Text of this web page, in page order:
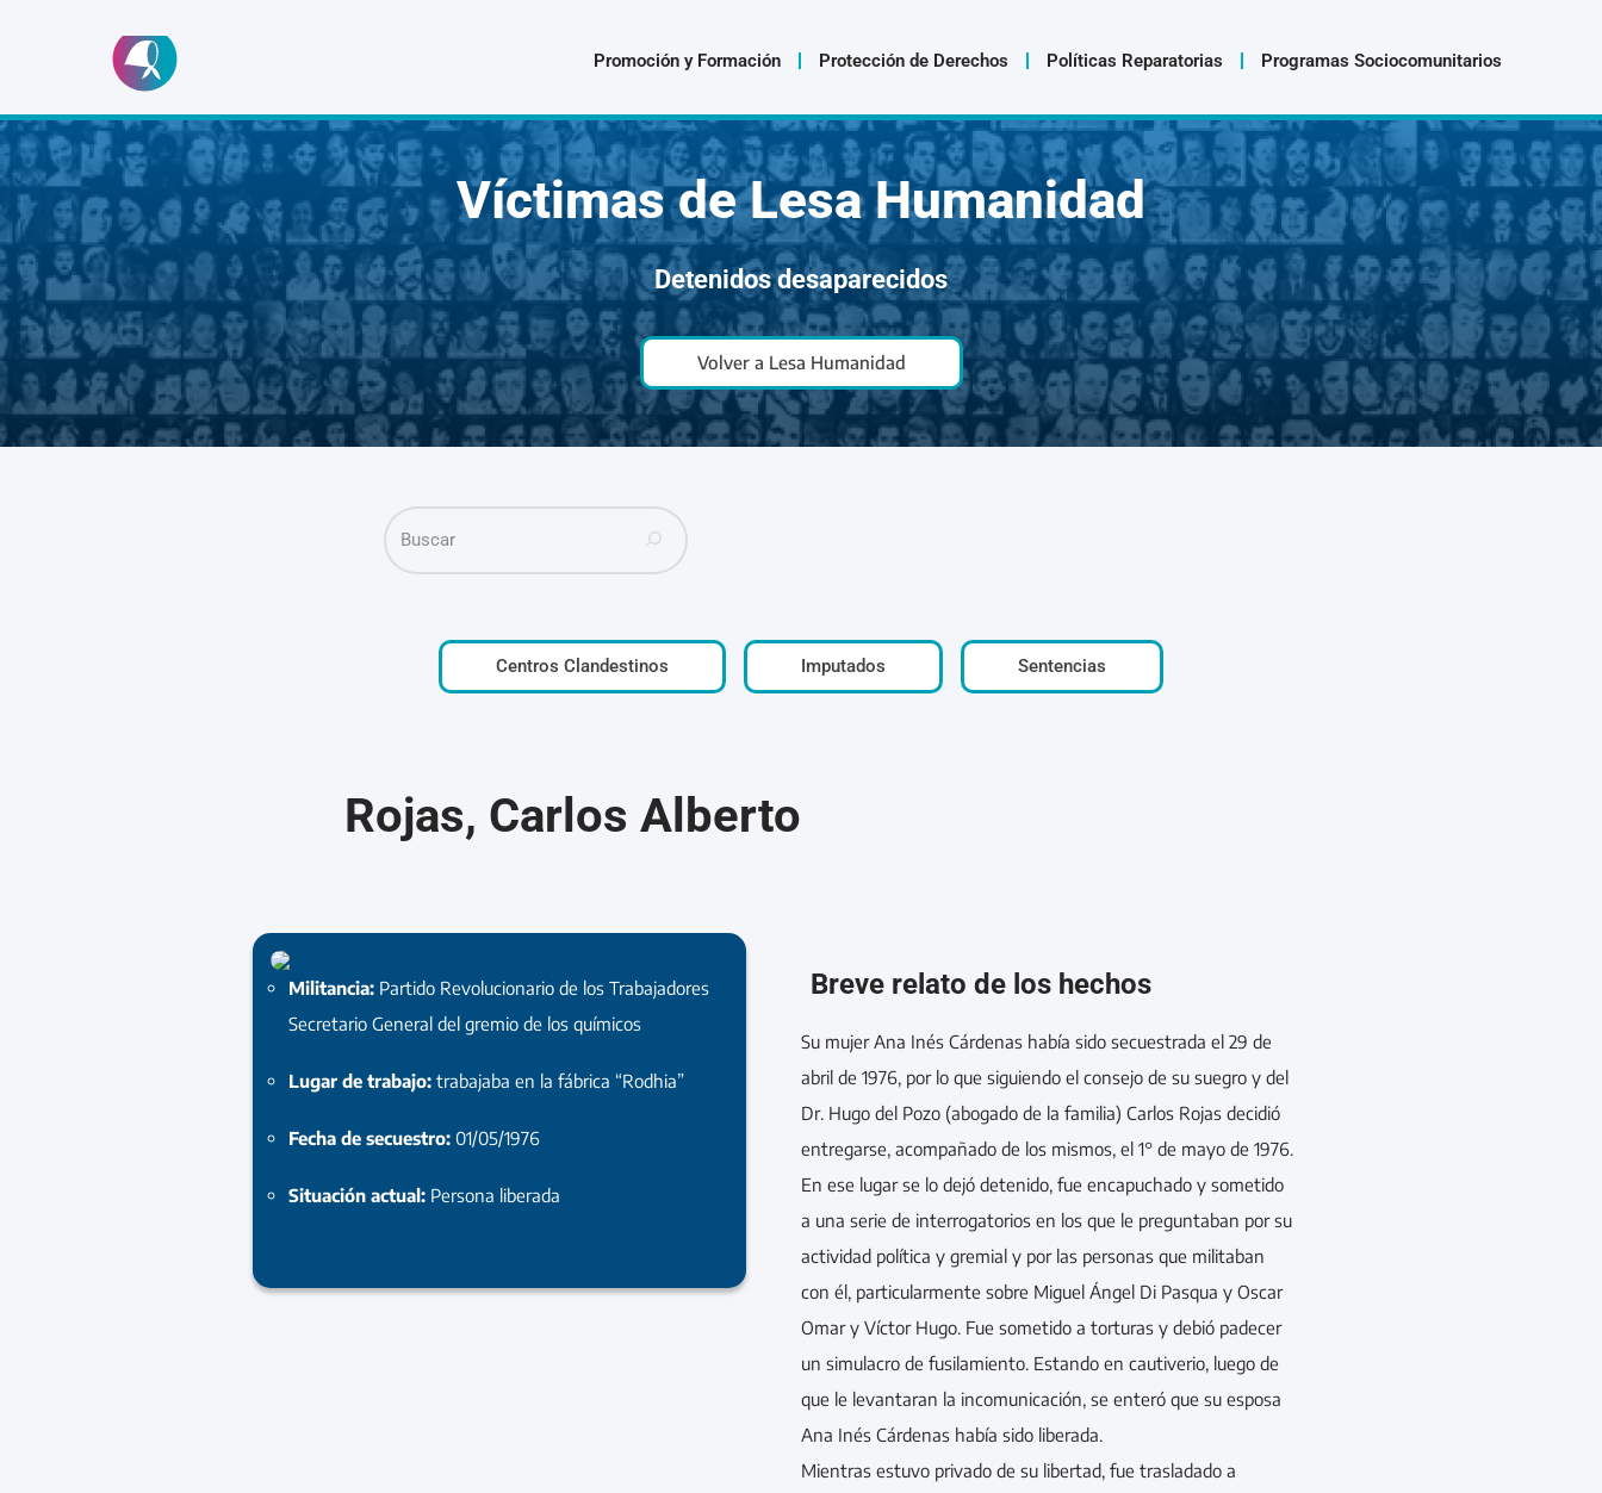
al
contenido
Promoción y Formación Protección de Derechos Políticas Reparatorias Programas Sociocomunitarios
Víctimas de Lesa Humanidad
Detenidos desaparecidos
Volver a Lesa Humanidad
Centros Clandestinos Imputados Sentencias
Rojas, Carlos Alberto
Militancia: Partido Revolucionario de los Trabajadores
Secretario General del gremio de los químicos
Lugar de trabajo:trabajaba en la fábrica “Rodhia”
Fecha de secuestro:01/05/1976
Situación actual: Persona liberada
Breve relato de los hechos
Su mujer Ana Inés Cárdenas había sido secuestrada el 29 de
abril de 1976, por lo que siguiendo el consejo de su suegro y del
Dr. Hugo del Pozo (abogado de la familia) Carlos Rojas decidió
entregarse, acompañado de los mismos, el 1° de mayo de 1976.
En ese lugar se lo dejó detenido, fue encapuchado y sometido
a una serie de interrogatorios en los que le preguntaban por su
actividad política y gremial y por las personas que militaban
con él, particularmente sobre Miguel Ángel Di Pasqua y Oscar
Omar y Víctor Hugo. Fue sometido a torturas y debió padecer
un simulacro de fusilamiento. Estando en cautiverio, luego de
que le levantaran la incomunicación, se enteró que su esposa
Ana Inés Cárdenas había sido liberada.
Mientras estuvo privado de su libertad, fue trasladado a